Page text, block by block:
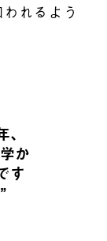
れるよう
か
す